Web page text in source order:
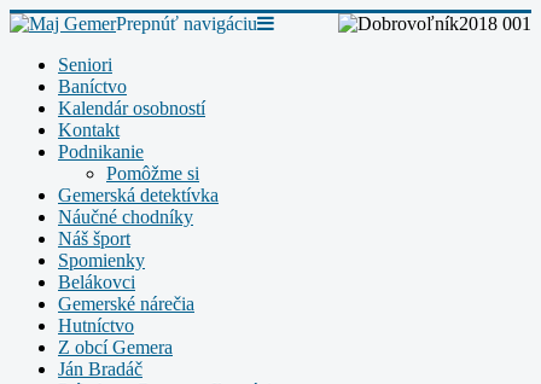
Prepnúť navigáciu
Seniori
Baníctvo
Kalendár osobností
Kontakt
Podnikanie
Pomôžme si
Gemerská detektívka
Náučné chodníky
Náš šport
Spomienky
Belákovci
Gemerské nárečia
Hutníctvo
Z obcí Gemera
Ján Bradáč